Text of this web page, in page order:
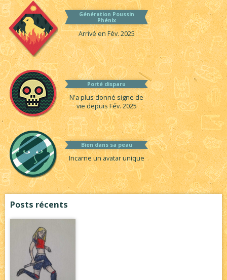
Génération Poussin
Phénix
Arrivé en Fév. 2025
Porté disparu
N'a plus donné signe de
vie depuis Fév. 2025
Bien dans sa peau
Incarne un avatar unique
Posts récents